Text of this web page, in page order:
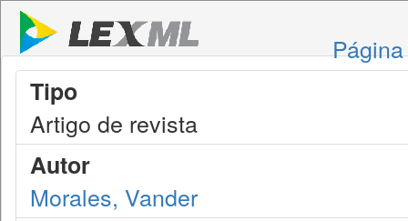
Tipo
Artigo de revista
Autor
Morales, Vander